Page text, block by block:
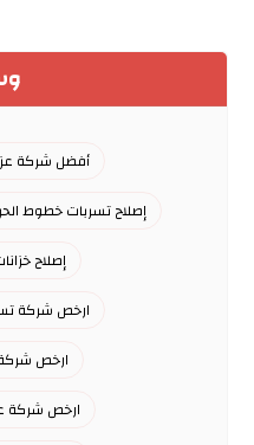
أفضل شركة
إصلاح تسربات خطوط
إصلاح
ارخص شركة
ارخص
ارخص شركة